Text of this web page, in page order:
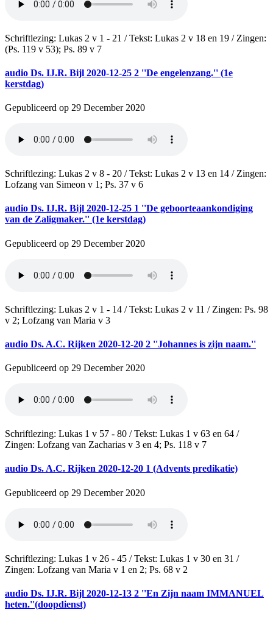
Schriftlezing: Lukas 2 v 1 - 21 / Tekst: Lukas 2 v 18 en 19 / Zingen:
(Ps. 119 v 53); Ps. 89 v 7
audio Ds. IJ.R. Bijl 2020-12-25 2 ''De engelenzang.'' (1e
kerstdag)
Gepubliceerd op 29 December 2020
Schriftlezing: Lukas 2 v 8 - 20 / Tekst: Lukas 2 v 13 en 14 / Zingen:
Lofzang van Simeon v 1; Ps. 37 v 6
audio Ds. IJ.R. Bijl 2020-12-25 1 ''De geboorteaankondiging
van de Zaligmaker.'' (1e kerstdag)
Gepubliceerd op 29 December 2020
Schriftlezing: Lukas 2 v 1 - 14 / Tekst: Lukas 2 v 11 / Zingen: Ps. 98
v 2; Lofzang van Maria v 3
audio Ds. A.C. Rijken 2020-12-20 2 ''Johannes is zijn naam.''
Gepubliceerd op 29 December 2020
Schriftlezing: Lukas 1 v 57 - 80 / Tekst: Lukas 1 v 63 en 64 /
Zingen: Lofzang van Zacharias v 3 en 4; Ps. 118 v 7
audio Ds. A.C. Rijken 2020-12-20 1 (Advents predikatie)
Gepubliceerd op 29 December 2020
Schriftlezing: Lukas 1 v 26 - 45 / Tekst: Lukas 1 v 30 en 31 /
Zingen: Lofzang van Maria v 1 en 2; Ps. 68 v 2
audio Ds. IJ.R. Bijl 2020-12-13 2 ''En Zijn naam IMMANUEL
heten.''(doopdienst)